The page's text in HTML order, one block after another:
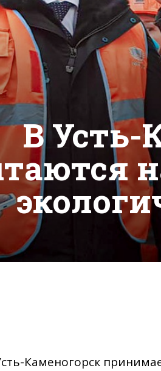
В Усть-
Каменогорск